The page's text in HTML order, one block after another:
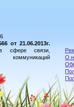
от 21.06.2013г.
сфере связи,
О